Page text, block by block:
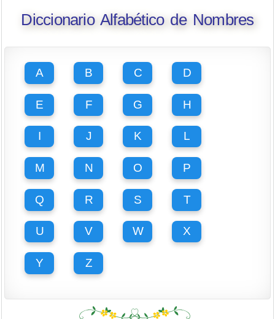
Diccionario Alfabético de Nombres
A B C D
E F G H
I J K L
M N O P
Q R S T
U V W X
Y Z